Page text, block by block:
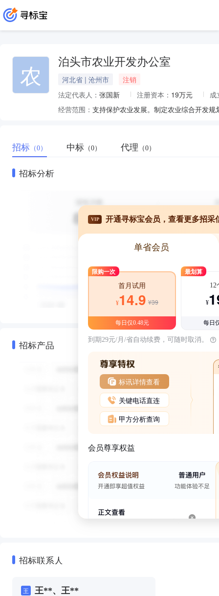
农 泊头市农业开发办公室
河北省 | 沧州市
注销
法定代表人： 张国新 注册资本： 19万元
成
经营范围： 支持保护农业发展。制定农业综合开发
招标 （0） 中标 （0） 代理 （0）
招标分析
招标产品
VIP 开通寻标宝会员，查看更多招采
单省会员
限购一次
首月试用
¥14.9 ¥39
每日仅0.48元
最划算
12
¥
每日
到期29元/月/省自动续费，可随时取消。
标讯详情查看
关键电话直连
甲方分析查询
会员尊享权益
招标联系人
王 王**、王**